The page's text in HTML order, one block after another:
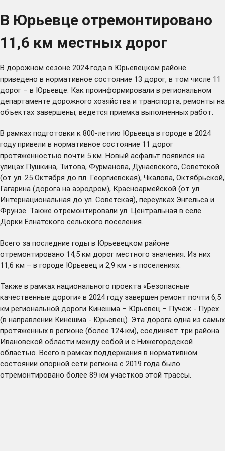
В Юрьевце отремонтировано
11,6 км местных дорог
В дорожном сезоне 2024 года в Юрьевецком районе
приведено в нормативное состояние 13 дорог, в том числе 11
дорог – в Юрьевце. Как проинформировали в региональном
департаменте дорожного хозяйства и транспорта, ремонты на
объектах завершены, ведется приемка выполненных работ.
В рамках подготовки к 800-летию Юрьевца в городе в 2024
году привели в нормативное состояние 11 дорог
протяженностью почти 5 км. Новый асфальт появился на
улицах Пушкина, Титова, Фурманова, Дунаевского, Советской
(от ул. 25 Октября до пл. Георгиевская), Чкалова, Октябрьской,
Гагарина (дорога на аэродром), Красноармейской (от ул.
Интернациональная до ул. Советская), переулках Энгельса и
Фрунзе. Также отремонтировали ул. Центральная в селе
Дорки Ёлнатского сельского поселения.
Всего за последние годы в Юрьевецком районе
отремонтировано 14,5 км дорог местного значения. Из них
11,6 км – в городе Юрьевец и 2,9 км - в поселениях.
Также в рамках национального проекта «Безопасные
качественные дороги» в 2024 году завершен ремонт почти 6,5
км региональной дороги Кинешма – Юрьевец – Пучеж - Пурех
(в направлении Кинешма - Юрьевец). Эта дорога одна из самых
протяженных в регионе (более 124 км), соединяет три района
Ивановской области между собой и с Нижегородской
областью. Всего в рамках поддержания в нормативном
состоянии опорной сети региона с 2019 года было
отремонтировано более 89 км участков этой трассы.